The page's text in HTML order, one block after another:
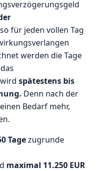
für jeden vollen Tag
werden die Tage
wirdspätestens bis
Denn nach der
Bedarf mehr,
Tagezugrunde
maximal 11.250 EUR